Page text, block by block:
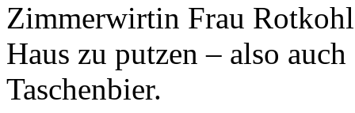
Zimmerwirtin Frau
Haus zu putzen – also
Taschenbier.